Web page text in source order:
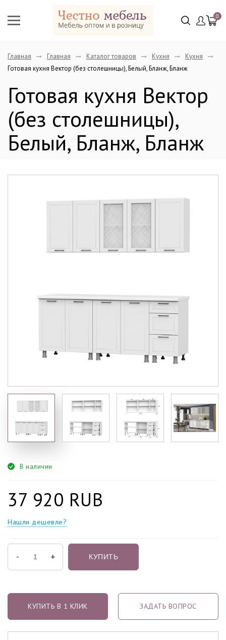
0
Главная Главная Каталог товаров Кухня
Кухня
Готовая кухня Вектор (без столешницы), Белый, Бланж, Бланж
Готовая кухня Вектор
(без столешницы),
Белый, Бланж, Бланж
В наличии
37 920 RUB
Нашли дешевле?
- + КУПИТЬ
КУПИТЬ В 1 КЛИК ЗАДАТЬ ВОПРОС